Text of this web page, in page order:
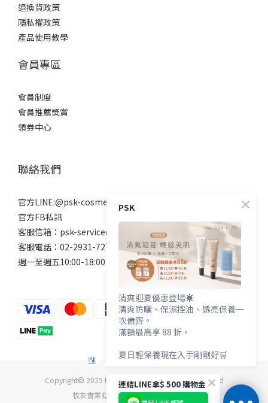
退換貨政策
隱私權政策
產品使用教學
會員專區
會員制度
會員推薦獎賞
領券中心
聯絡我們
官方LINE:@psk-cosmetic
官方FB私訊
客服信箱：psk-service@beanne.com.tw
客服電話：02-2931-7272
週一至週五10:00-18:00 例假日除外
Copyright© 2025 PSK深海美肌專家 All Rights Reserved
牧友實業有限公司 統一編號04869642
PSK
清爽迎夏優惠登場☀️
清爽防曬、保濕控油、透亮保養一
次備齊。
滿額最高享 88 折，
夏日輕保養現在入手剛剛好🛒
連結LINE拿$ 500 購物金